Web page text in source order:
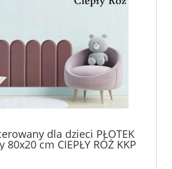
dla dzieci PŁOTEK
cm CIEPŁY RÓŻ KKP